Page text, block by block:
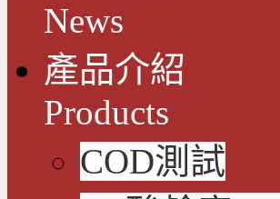
News
產品介紹
Products
COD測試